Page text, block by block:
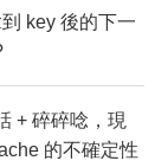
key 後的下一
+ 碎碎唸，現
的不確定性